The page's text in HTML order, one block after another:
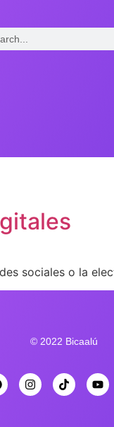
sociales o la
© 2022 Bicaalú